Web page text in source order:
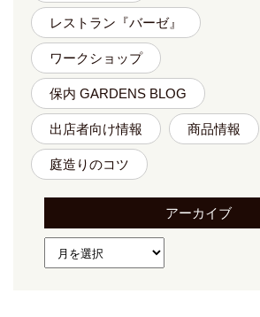
レストラン『バーゼ』
ワークショップ
保内 GARDENS BLOG
出店者向け情報 商品情報
庭造りのコツ
アーカイブ